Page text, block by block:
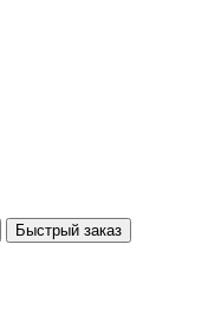
Быстрый заказ